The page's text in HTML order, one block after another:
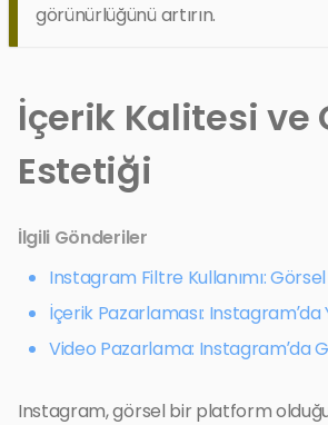
görünürlüğünü artırın.
İçerik Kalitesi ve
Estetiği
İlgili Gönderiler
Instagram Filtre Kullanımı:
İçerik Pazarlaması: Instagram’da
Video Pazarlama: Instagram’da
Instagram, görsel bir platform